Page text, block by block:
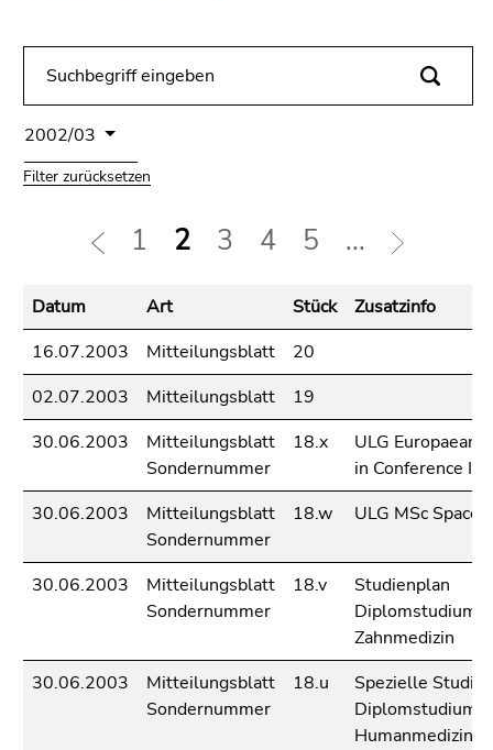
Zum
Inhalt
(Zugriffstaste
1)
Positionsanzeige
Zur
Hauptnavigation
(Zugriffstaste
3)
Zur
Unternavigation
Zu
Zusatzinformationen
Zu
den
Seiteneinstellungen
2002/03
Filter zurücksetzen
1 2 3 4 5 ...
Datum Art Stück
Zusatzinfo
16.07.2003
Mitteilungsblatt
20
02.07.2003
Mitteilungsblatt
19
30.06.2003
Mitteilungsblatt
Sondernummer
18.x
ULG Europaean
in Conference
30.06.2003
Mitteilungsblatt
Sondernummer
18.w ULG MSc Space
30.06.2003
Mitteilungsblatt
Sondernummer
18.v
Studienplan
Diplomstudium
Zahnmedizin
30.06.2003
Mitteilungsblatt
Sondernummer
18.u
Spezielle
Diplomstudium
Humanmedizin